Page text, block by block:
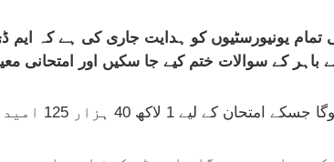
کے سوالات ختم کیے جا سکیں اور امتحانی